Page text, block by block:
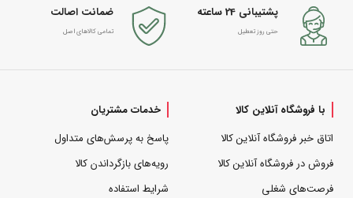
پشتیبانی 24 ساعته
حتی روز تعطیل
ضمانت اصالت
تمامی کالاهای اصل
با فروشگاه آنلاین کالا
اتاق خبر فروشگاه آنلاین کالا
فروش در فروشگاه آنلاین کالا
فرصت‌های شغلی
خدمات مشتریان
پاسخ به پرسش‌های متداول
رویه‌های بازگرداندن کالا
شرایط استفاده